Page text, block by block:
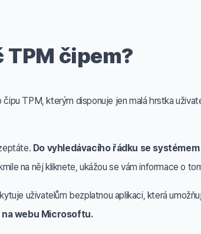
čipem?
TPM, kterým disponuje jen malá hrstka
Do vyhledávacího řádku se
na něj kliknete, ukážou se vám informace o
uživatelům bezplatnou aplikaci, která
na webu Microsoftu.